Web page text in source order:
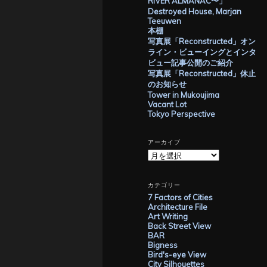
Destroyed House, Marjan
Teeuwen
本棚
写真展「Reconstructed」オン
ライン・ビューイングとインタ
ビュー記事公開のご紹介
写真展「Reconstructed」休止
のお知らせ
Tower in Mukoujima
Vacant Lot
Tokyo Perspective
アーカイブ
ア
ー
イ
ブ
カテゴリー
7 Factors of Cities
Architecture File
Art Writing
Back Street View
BAR
Bigness
Bird's-eye View
City Silhouettes